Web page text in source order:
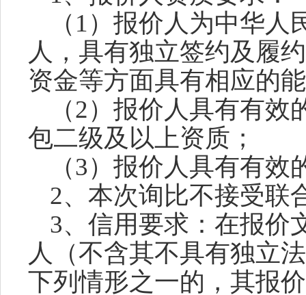
（ 1）报价人为中华人
人，具有独立签约及履
资金等方面具有相应的
（2）报价人具有有效
包二级及以上资质 ；
（3）报价人具有有效
2、本次询比不接受联
3、信用要求：在报价
人（不含其不具有独立
下列情形之一的，其报